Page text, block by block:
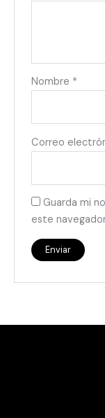
Nombre *
Correo
Guarda mi
este